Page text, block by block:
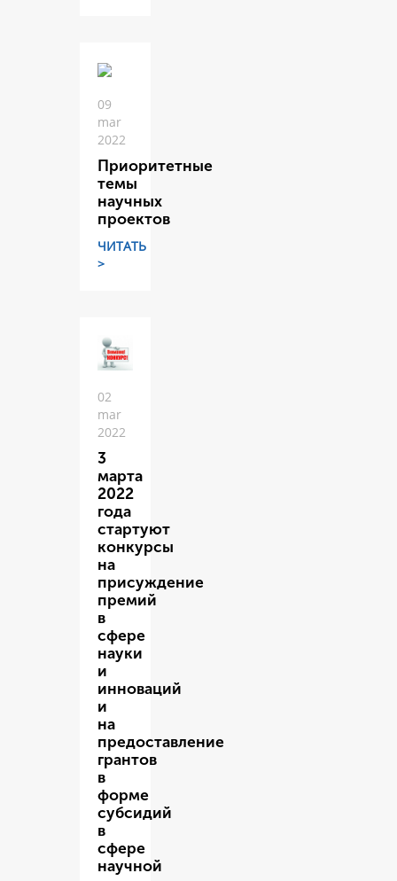
09
mar
2022
Приоритетные
темы
научных
проектов
ЧИТАТЬ
>
02
mar
2022
3
марта
2022
года
стартуют
конкурсы
на
присуждение
премий
в
сфере
науки
и
инноваций
и
на
предоставление
грантов
в
форме
субсидий
в
сфере
научной